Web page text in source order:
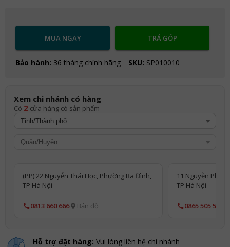
MUA NGAY TRẢ GÓP
Bảo hành: 36 tháng chính hãng SKU: SP010010
Xem chi nhánh có hàng
Có 2 cửa hàng có sản phẩm
(PP) 22 Nguyễn Thái Học, Phường Ba Đình,
TP Hà Nội
0813 660 666 Bản đồ
11 Nguyễn
TP Hà Nội
0865 505 515
Hỗ trợ đặt hàng: Vui lòng liên hệ chi nhánh